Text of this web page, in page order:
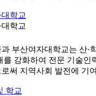
학교
학교
부산여자대학교는 산·
를 강화하여 전문 기술인
써 지역사회 발전에 기
학교